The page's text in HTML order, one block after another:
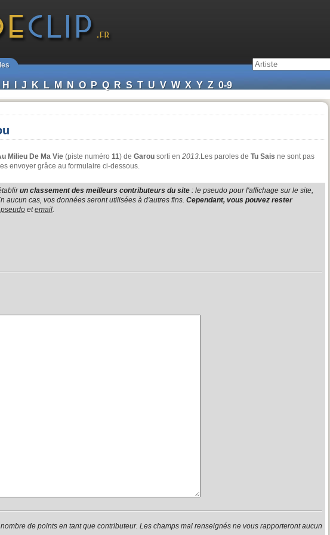
H I J K L M N O P Q R S T U V W X Y Z 0-9
Milieu De Ma Vie (piste numéro 11) de Garou sorti en 2013.Les paroles de Tu Sais ne sont pas
envoyer grâce au formulaire ci-dessous.
un classement des meilleurs contributeurs du site : le pseudo pour l'affichage sur le site,
aucun cas, vos données seront utilisées à d'autres fins. Cependant, vous pouvez rester
pseudo etemail.
de points en tant que contributeur. Les champs mal renseignés ne vous rapporteront aucun